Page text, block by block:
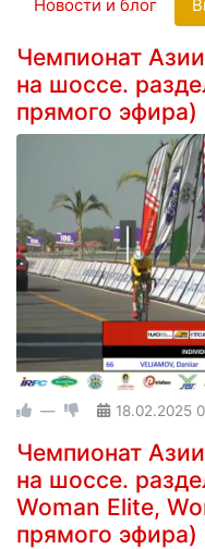
Новости и блог
Чемпионат
на шоссе.
прямого эфира)
— 18.02.2025
Чемпионат
на шоссе.
Woman Elite,
прямого эфира)